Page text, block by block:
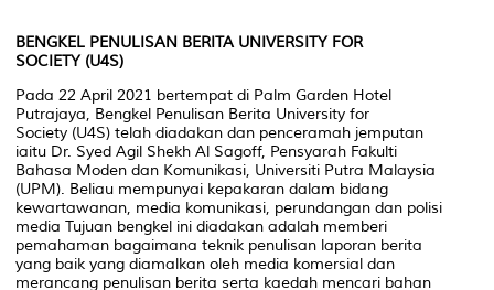
BENGKEL PENULISAN BERITA UNIVERSITY FOR
SOCIETY(U4S)
Pada 22 April 2021 bertempat di Palm Garden Hotel
Putrajaya, Bengkel Penulisan Berita University for
Society (U4S) telah diadakan dan penceramah jemputan
iaitu Dr. Syed Agil Shekh Al Sagoff, Pensyarah Fakulti
Bahasa Moden dan Komunikasi, Universiti Putra Malaysia
(UPM). Beliau mempunyai kepakaran dalam bidang
kewartawanan, media komunikasi, perundangan dan polisi
media Tujuan bengkel ini diadakan adalah memberi
pemahaman bagaimana teknik penulisan laporan berita
yang baik yang diamalkan oleh media komersial dan
merancang penulisan berita serta kaedah mencari bahan